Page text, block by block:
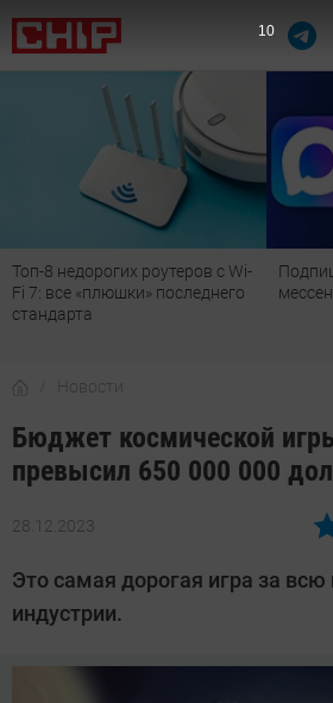
Топ-8 недорогих роутеров с Wi-
Fi 7: все «плюшки» последнего
стандарта
Новости
Бюджет космической
превысил 650 000 000
28.12.2023
Автор:
Калашников
Это самая дорогая игра за
индустрии.
9